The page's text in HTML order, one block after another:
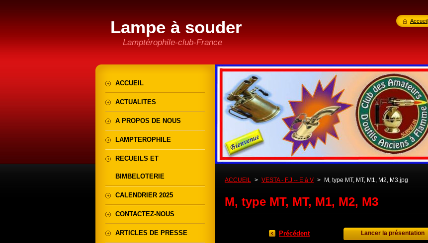
Lampe à souder
Lamptérophile-club-France
ACCUEIL > VESTA - F.J -- E à V > M, type MT, MT, M1, M2, M3.jpg
M, type MT, MT, M1, M2, M3
Précédent Lancer la présentation
ACCUEIL
ACTUALITES
A PROPOS DE NOUS
LAMPTEROPHILE
RECUEILS ET
BIMBELOTERIE
CALENDRIER 2025
CONTACTEZ-NOUS
ARTICLES DE PRESSE
Accueil